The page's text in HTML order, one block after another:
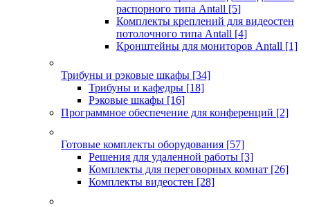
распорного типа Antall [5]
Комплекты креплений для видеостен
потолочного типа Antall [4]
Кронштейны для мониторов Antall [1]
Трибуны и рэковые шкафы [34]
Трибуны и кафедры [18]
Рэковые шкафы [16]
Программное обеспечение для конференций [2]
Готовые комплекты оборудования [57]
Решения для удаленной работы [3]
Комплекты для переговорных комнат [26]
Комплекты видеостен [28]